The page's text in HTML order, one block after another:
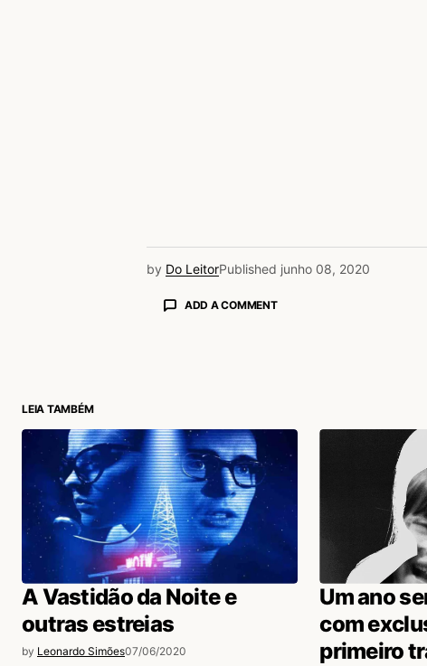
by Do LeitorPublished junho 08, 2020
ADD A COMMENT
LEIA TAMBÉM
A Vastidão da Noite e
outras estreias
by Leonardo Simões07/06/2020
Um ano
com
primeiro